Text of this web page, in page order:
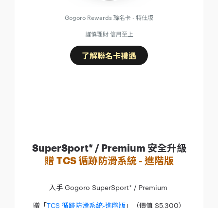
Gogoro Rewards 聯名卡 - 特仕版
謹慎理財 信用至上
了解聯名卡禮遇
SuperSport* / Premium 安全升級
贈 TCS 循跡防滑系統 - 進階版
入手 Gogoro SuperSport* / Premium
贈「TCS 循跡防滑系統-進階版」（價值 $5,300）